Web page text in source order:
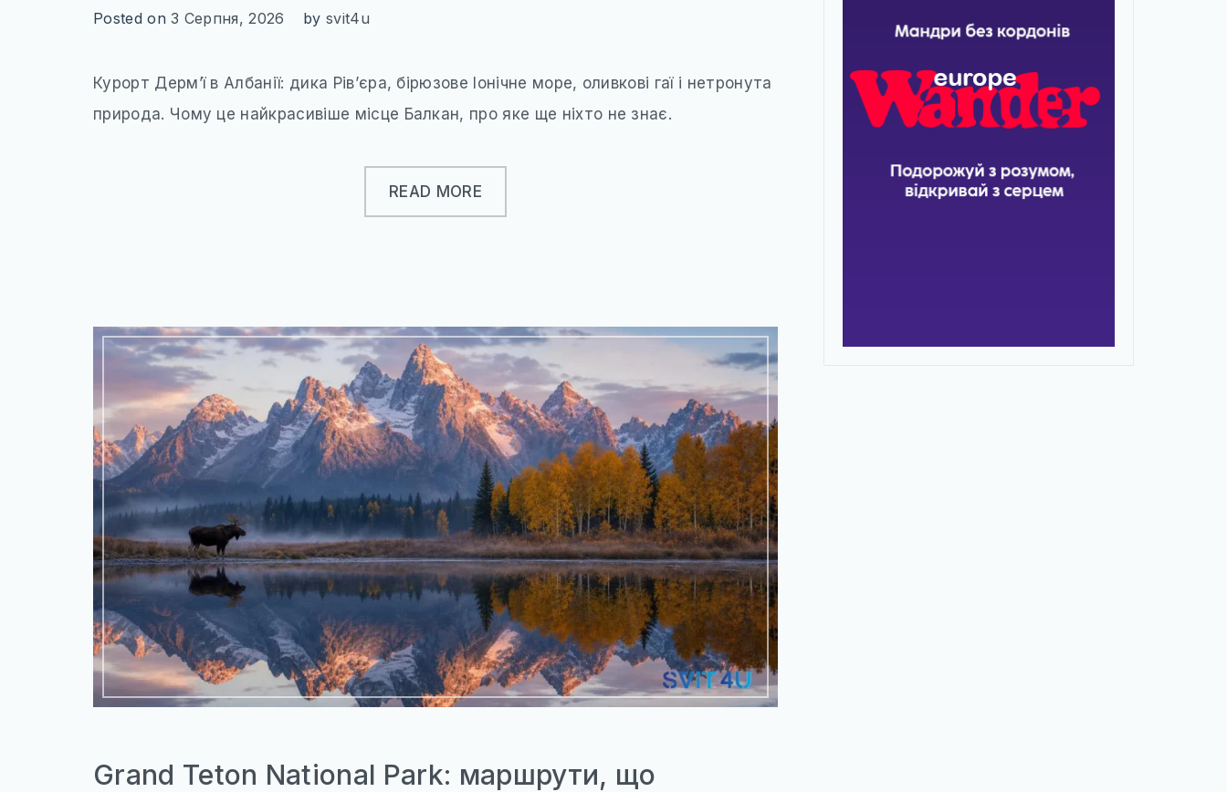
Posted on3 Серпня, 2026 by svit4u
Курорт Дерм’ї в Албанії: дика Рів’єра, бірюзове Іонічне море, оливкові гаї і нетронута
природа. Чому це найкрасивіше місце Балкан, про яке ще ніхто не знає.
READ MORE
Grand Teton National Park: маршрути, що